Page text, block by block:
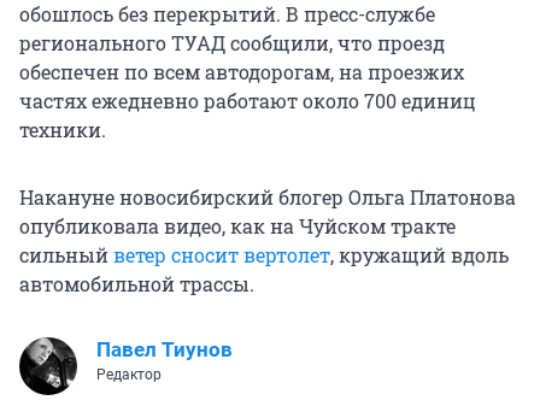
обошлось без перекрытий. В пресс-службе
регионального ТУАД сообщили, что проезд
обеспечен по всем автодорогам, на проезжих
частях ежедневно работают около 700 единиц
техники.
Накануне новосибирский блогер Ольга Платонова
опубликовала видео, как на Чуйском тракте
сильныйветер сносит вертолет, кружащий вдоль
автомобильной трассы.
Павел Тиунов
Редактор